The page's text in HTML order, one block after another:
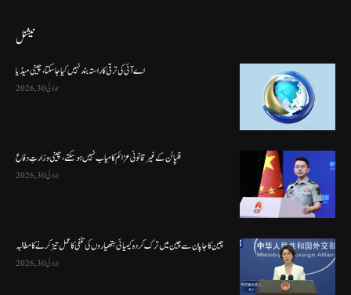
نیشنل
اے آئی کی ترقی کا راستہ بند نہیں کیا جا سکتا، چینی میڈیا
جولائی 30, 2026
فلپائن کے غیر قانونی عزائم کامیاب نہیں ہو سکتے ، چینی وزارتِ دفاع
جولائی 30, 2026
چین کا جاپان سے چین میں ترک کردہ کیمیائی ہتھیاروں کی تلفی کا عمل تیز کرنے کا مطالبہ
جولائی 30, 2026